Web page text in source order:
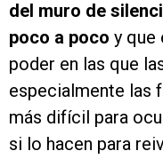
del muro de
poco a poco y que
poder en las que
especialmente las
más difícil para
si lo hacen para